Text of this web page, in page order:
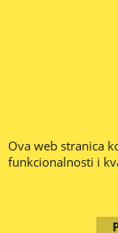
Cijene
-- PREUZETE
CIJENE SE
krivo napisali ili
Ova web stranica
funkcionalnosti i